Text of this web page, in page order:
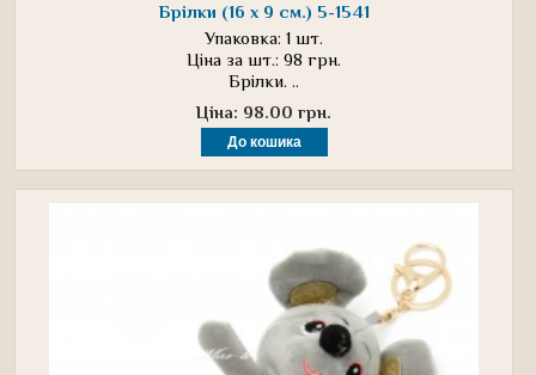
Брілки (16 х 9 см.) 5-1541
Упаковка: 1 шт.
Ціна за шт.: 98 грн.
Брілки. ..
Ціна: 98.00 грн.